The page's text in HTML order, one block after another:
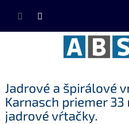
Jadrové a špirálové
Karnasch priemer 33
jadrové vŕtačky.